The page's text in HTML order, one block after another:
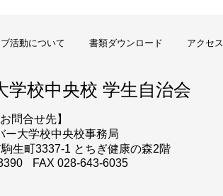
活動について 書類ダウンロード アクセス
学校中央校 学生自治会
お問合せ先】
ー大学校中央校事務局
生町3337-1 とちぎ健康の森2階
FAX 028-643-6035